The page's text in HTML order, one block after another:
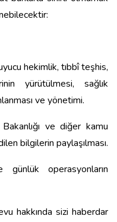
hekimlik, tıbbî teşhis,
yürütülmesi, sağlık
ve yönetimi.
ve diğer kamu
bilgilerin paylaşılması.
operasyonların
hakkında sizi haberdar